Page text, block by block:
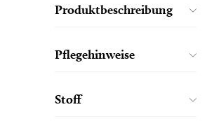
Produktbeschreibung
Pflegehinweise
Stoff